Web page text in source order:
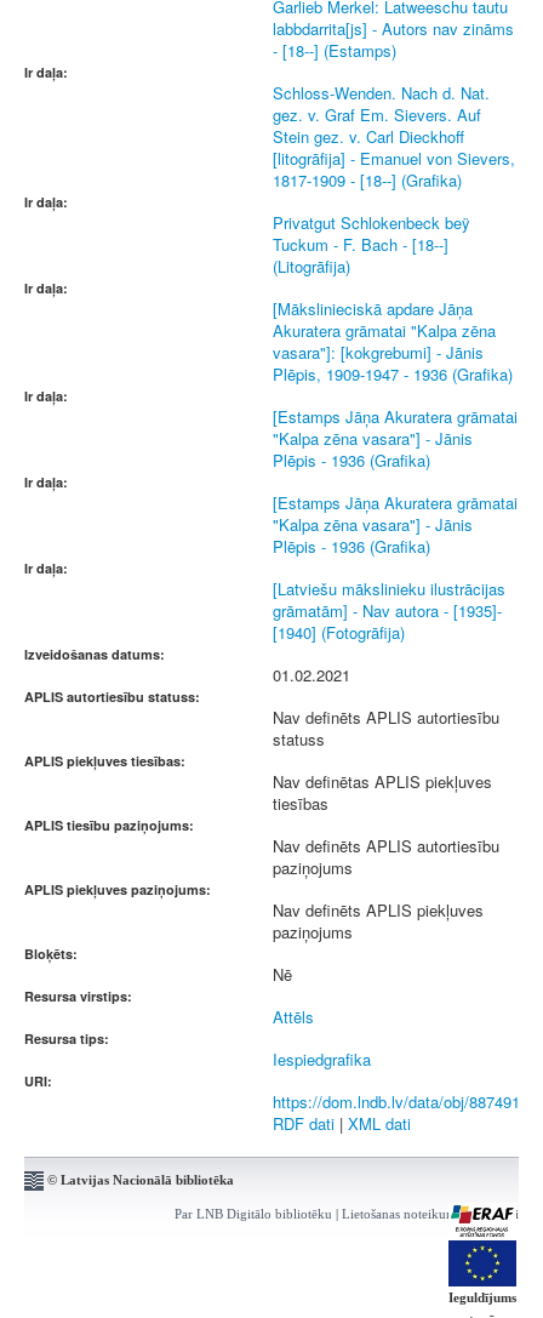
Garlieb Merkel: Latweeschu tautu
labbdarrita[js] - Autors nav zināms
- [18--] (Estamps)
Ir daļa:
Schloss-Wenden. Nach d. Nat.
gez. v. Graf Em. Sievers. Auf
Stein gez. v. Carl Dieckhoff
[litogrāfija] - Emanuel von Sievers,
1817-1909 - [18--] (Grafika)
Ir daļa:
Privatgut Schlokenbeck beÿ
Tuckum - F. Bach - [18--]
(Litogrāfija)
Ir daļa:
[Mākslinieciskā apdare Jāņa
Akuratera grāmatai "Kalpa zēna
vasara"]: [kokgrebumi] - Jānis
Plēpis, 1909-1947 - 1936 (Grafika)
Ir daļa:
[Estamps Jāņa Akuratera grāmatai
"Kalpa zēna vasara"] - Jānis
Plēpis - 1936 (Grafika)
Ir daļa:
[Estamps Jāņa Akuratera grāmatai
"Kalpa zēna vasara"] - Jānis
Plēpis - 1936 (Grafika)
Ir daļa:
[Latviešu mākslinieku ilustrācijas
grāmatām] - Nav autora - [1935]-
[1940] (Fotogrāfija)
Izveidošanas datums:
01.02.2021
APLIS autortiesību statuss:
Nav definēts APLIS autortiesību
statuss
APLIS piekļuves tiesības:
Nav definētas APLIS piekļuves
tiesības
APLIS tiesību paziņojums:
Nav definēts APLIS autortiesību
paziņojums
APLIS piekļuves paziņojums:
Nav definēts APLIS piekļuves
paziņojums
Bloķēts:
Nē
Resursa virstips:
Attēls
Resursa tips:
Iespiedgrafika
URI:
https://dom.lndb.lv/data/obj/887491
RDF dati | XML dati
© Latvijas Nacionālā bibliotēka
Par LNB Digitālo bibliotēku | Lietošanas noteikumi | Kontakti
Ieguldījums